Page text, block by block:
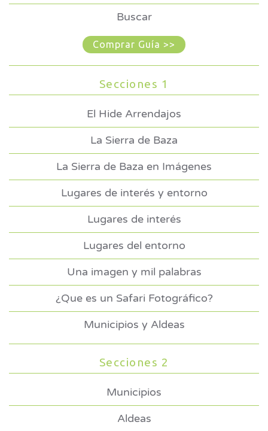
Buscar
Comprar Guía >>
Secciones 1
El Hide Arrendajos
La Sierra de Baza
La Sierra de Baza en Imágenes
Lugares de interés y entorno
Lugares de interés
Lugares del entorno
Una imagen y mil palabras
¿Que es un Safari Fotográfico?
Municipios y Aldeas
Secciones 2
Municipios
Aldeas